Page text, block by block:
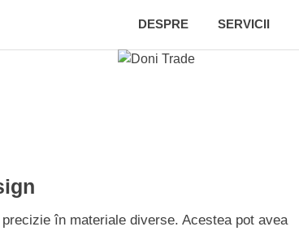
DESPRE SERVICII
în materiale diverse. Acestea pot avea